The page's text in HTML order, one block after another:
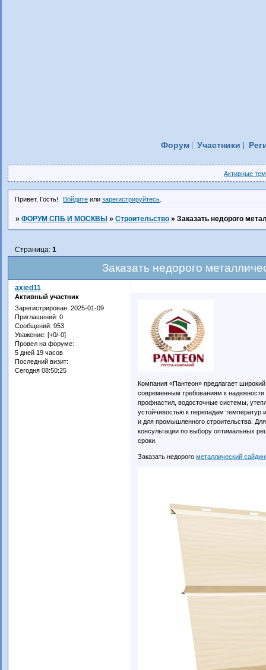
Форум Участники
Активные
Привет, Гость! Войдите илизарегистрируйтесь
» ФОРУМ СПБ И МОСКВЫ » Строительство » Заказать недорого
Заказать недорого
Страница: 1
axied11
Активный участник
Зарегистрирован: 2025-01-09
Приглашений: 0
Сообщений: 953
Уважение: [+0/-0]
Провел на форуме:
5 дней 19 часов
Последний визит:
Сегодня 08:50:25
Компания «Пантеон» предлагает
современным требованиям к надежности
профнастил, водосточные системы,
устойчивостью к перепадам температур
и для промышленного строительства.
консультации по выбору оптимальных
сроки.
Заказать недорого металлический